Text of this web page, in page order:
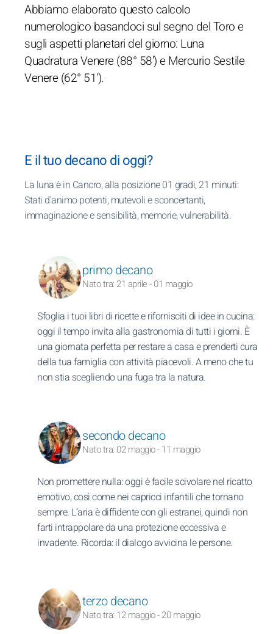
Abbiamo elaborato questo calcolo
numerologico basandoci sul segno del Toro e
sugli aspetti planetari del giorno: Luna
Quadratura Venere (88° 58') e Mercurio Sestile
Venere (62° 51').
E il tuo decano di oggi?
La luna è in Cancro, alla posizione 01 gradi, 21 minuti:
Stati d'animo potenti, mutevoli e sconcertanti,
immaginazione e sensibilità, memorie, vulnerabilità.
primo decano
Nato tra: 21 aprile - 01 maggio
Sfoglia i tuoi libri di ricette e rifornisciti di idee in cucina:
oggi il tempo invita alla gastronomia di tutti i giorni. È
una giornata perfetta per restare a casa e prenderti cura
della tua famiglia con attività piacevoli. A meno che tu
non stia scegliendo una fuga tra la natura.
secondo decano
Nato tra: 02 maggio - 11 maggio
Non promettere nulla: oggi è facile scivolare nel ricatto
emotivo, così come nei capricci infantili che tornano
sempre. L’aria è diffidente con gli estranei, quindi non
farti intrappolare da una protezione eccessiva e
invadente. Ricorda: il dialogo avvicina le persone.
terzo decano
Nato tra: 12 maggio - 20 maggio